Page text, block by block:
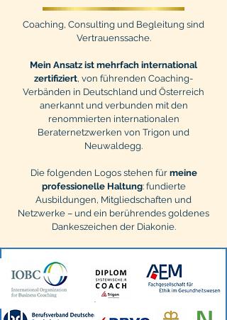
Coaching, Consulting und Begleitung sind
Vertrauenssache.
Mein Ansatz ist mehrfach international
zertifiziert, von führenden Coaching-
Verbänden in Deutschland und Österreich
anerkannt und verbunden mit den
renommierten internationalen
Beraternetzwerken von Trigon und
Neuwaldegg.
Die folgenden Logos stehen für meine
professionelle Haltung: fundierte
Ausbildungen, Mitgliedschaften und
Netzwerke – und ein berührendes goldenes
Dankeszeichen der Diakonie.